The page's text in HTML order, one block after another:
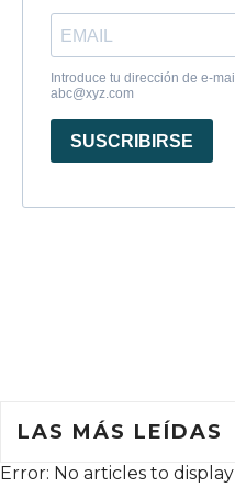
LAS MÁS LEÍDAS
Error: No articles to display